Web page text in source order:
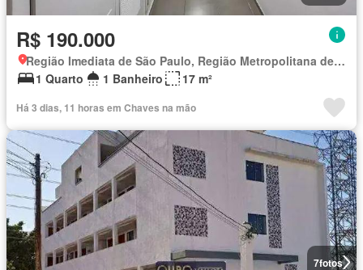
R$ 190.000
Região Imediata de São Paulo, Região Metropolitana de São Paulo
1 Quarto
1 Banheiro 17 m²
Há 3 dias, 11 horas em Chaves na mão
7fotos